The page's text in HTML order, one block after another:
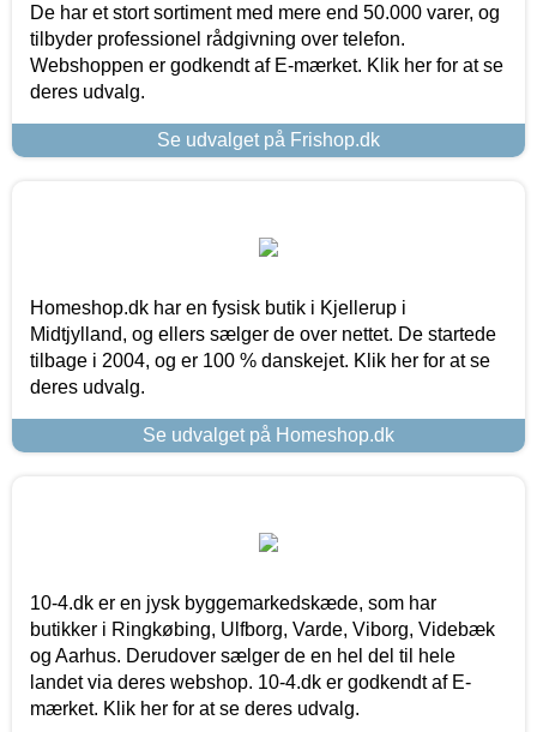
De har et stort sortiment med mere end 50.000 varer, og
tilbyder professionel rådgivning over telefon.
Webshoppen er godkendt af E-mærket. Klik her for at se
deres udvalg.
Se udvalget på Frishop.dk
Homeshop.dk har en fysisk butik i Kjellerup i
Midtjylland, og ellers sælger de over nettet. De startede
tilbage i 2004, og er 100 % danskejet. Klik her for at se
deres udvalg.
Se udvalget på Homeshop.dk
10-4.dk er en jysk byggemarkedskæde, som har
butikker i Ringkøbing, Ulfborg, Varde, Viborg, Videbæk
og Aarhus. Derudover sælger de en hel del til hele
landet via deres webshop. 10-4.dk er godkendt af E-
mærket. Klik her for at se deres udvalg.